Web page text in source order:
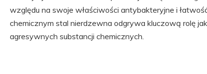
względu na swoje właściwości antybakteryjne i
chemicznym stal nierdzewna odgrywa kluczową rolę
agresywnych substancji chemicznych.